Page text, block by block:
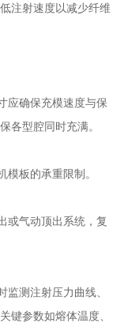
注射速度以减少纤维
应确保充模速度与保
各型腔同时充满。
板的承重限制。
或气动顶出系统，复
测注射压力曲线、
键参数如熔体温度、